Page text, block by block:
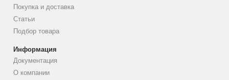
Покупка и доставка
Статьи
Подбор товара
Информация
Документация
О компании